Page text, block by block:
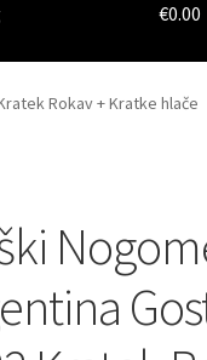
€0.00
Rokav + Kratke hlače